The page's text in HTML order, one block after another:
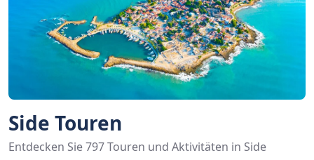
Side Touren
Entdecken Sie 797 Touren und Aktivitäten in Side